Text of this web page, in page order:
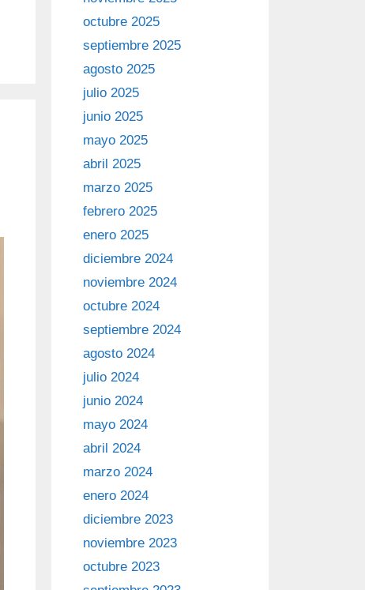
octubre 2025
septiembre 2025
agosto 2025
julio 2025
junio 2025
mayo 2025
abril 2025
marzo 2025
febrero 2025
enero 2025
diciembre 2024
noviembre 2024
octubre 2024
septiembre 2024
agosto 2024
julio 2024
junio 2024
mayo 2024
abril 2024
marzo 2024
enero 2024
diciembre 2023
noviembre 2023
octubre 2023